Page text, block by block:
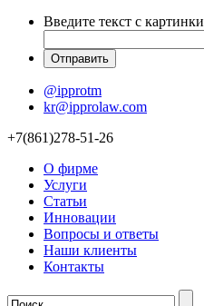
Введите текст с картинки
@ipprotm
kr@ipprolaw.com
+7(861)278-51-26
О фирме
Услуги
Статьи
Инновации
Вопросы и ответы
Наши клиенты
Контакты